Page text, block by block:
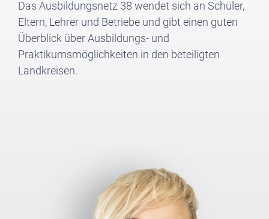
Das Ausbildungsnetz 38 wendet sich an Schüler,
Eltern, Lehrer und Betriebe und gibt einen guten
Überblick über Ausbildungs- und
Praktikumsmöglichkeiten in den beteiligten
Landkreisen.